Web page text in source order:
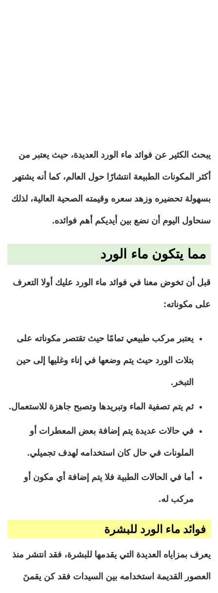
يبحث الكثير عن فوائد ماء الورد العديدة، حيث يعتبر من
أكثر المكونات الطبيعة انتشارًا حول العالم، كما أنه يشتهر
بسهولة تحضيره وزهد سعره وقيمته الصحية العالية، لذلك
سنحاول اليوم أن نضع بين أيديكم أهم فوائده.
مما يتكون ماء الورد
قبل أن تخوض معنا في فوائد ماء الورد عليك أولا التعرف
على مكوناته:
يعتبر مركب طبيعي تمامًا حيث تقتصر مكوناته على
بتلات الورد حيث يتم وضعها في إناء وغليها إلى حين
التبخر.
ثم يتم تصفية الماء وتبريدها وتصبح جاهزة للاستعمال.
في حالات عديدة يتم إضافة بعض المعطرات أو
الملونات في حال كان استخدامه لهدف تجميلي.
أما في الحالات الطبية فلا يتم إضافة أي مكون أو
مركب له.
فوائد ماء الورد للبشرة
يعرف بمزاياه العديدة التي يقدمها للبشرة، فقد انتشر منذ
العصور القديمة استخدامه بين السيدات فقد كن يقمنَ